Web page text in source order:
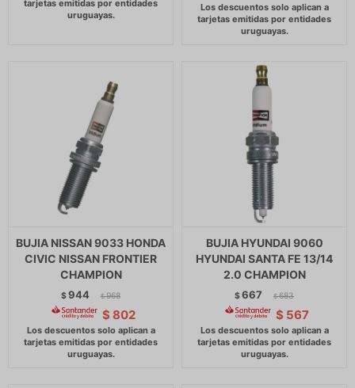
BUJIA NISSAN 9033 HONDA
CIVIC NISSAN FRONTIER
CHAMPION
$944 $ 968
$ 802
BUJIA HYUNDAI 9060
HYUNDAI SANTA FE 13/14
2.0 CHAMPION
$667 $ 683
$ 567